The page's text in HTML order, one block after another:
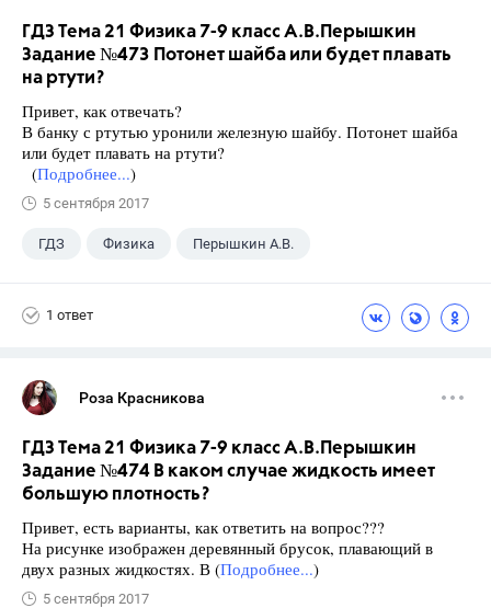
ГДЗ Тема 21 Физика 7-9 класс А.В.Перышкин
Задание №473 Потонет шайба или будет плавать
на ртути?
Привет, как отвечать?
В банку с ртутью уронили железную шайбу. По­тонет шайба
или будет плавать на ртути?
(Подробнее...)
5 сентября 2017
ГДЗ Физика Перышкин А.В.
1 ответ
Роза Красникова
ГДЗ Тема 21 Физика 7-9 класс А.В.Перышкин
Задание №474 В каком случае жидкость имеет
большую плотность?
Привет, есть варианты, как ответить на вопрос???
На рисунке изображен деревянный брусок, плавающий в
двух разных жидкостях. В (Подробнее...)
5 сентября 2017